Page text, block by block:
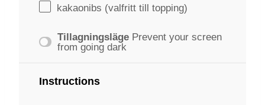
kakaonibs (valfritt till topping)
Tillagningsläge Prevent your screen
from going dark
Instructions